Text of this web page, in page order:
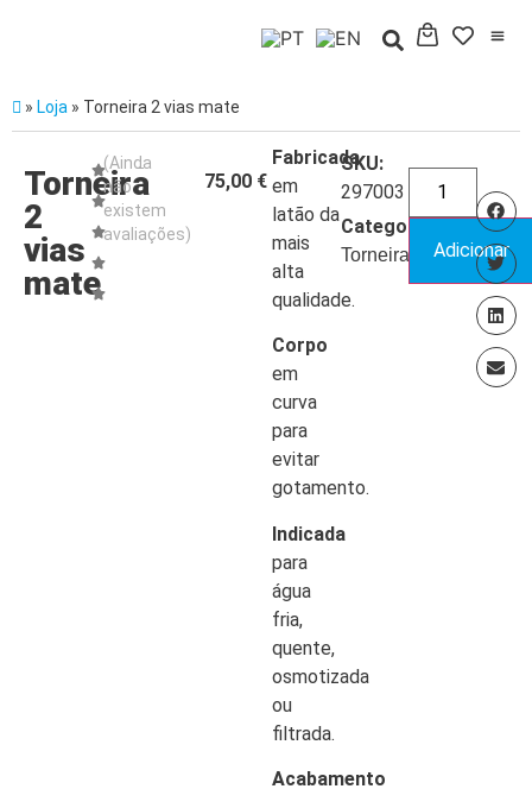
» Loja » Torneira 2 vias mate
Torneira
2
vias
mate
(Ainda
não
existem
avaliações)
75,00 €
Fabricada
em
latão da
mais
alta
qualidade.
Corpo
em
curva
para
evitar
gotamento.
Indicada
para
água
fria,
quente,
osmotizada
ou
filtrada.
Acabamento
SKU:
297003
Categoria:
Torneiras Adicionar